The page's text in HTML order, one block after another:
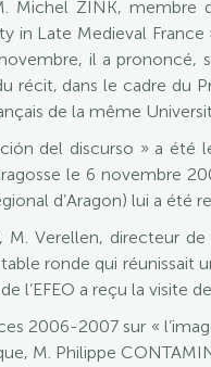
Michel ZINK, membre
in Late Medieval
il a
récit, dans le cadre du
de la même
del discurso » a été
le 6 novembre
d’Aragon) lui a été
M. Verellen, directeur
ronde qui
l’EFEO a reçu la
2006-2007 sur «
M. Philippe